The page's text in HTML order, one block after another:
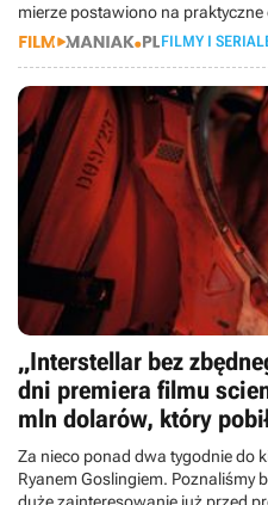
mierze postawiono na praktyczne
FILMY I
„Interstellar bez
dni premiera filmu
mln dolarów, który
zwiastunem
Za nieco ponad dwa tygodnie do
Ryanem Goslingiem. Poznaliśmy